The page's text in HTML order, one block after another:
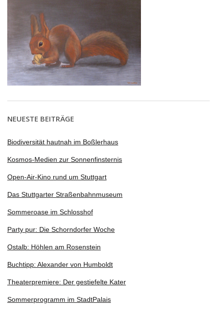
NEUESTE BEITRÄGE
Biodiversität hautnah im Boßlerhaus
Kosmos-Medien zur Sonnenfinsternis
Open-Air-Kino rund um Stuttgart
Das Stuttgarter Straßenbahnmuseum
Sommeroase im Schlosshof
Party pur: Die Schorndorfer Woche
Ostalb: Höhlen am Rosenstein
Buchtipp: Alexander von Humboldt
Theaterpremiere: Der gestiefelte Kater
Sommerprogramm im StadtPalais